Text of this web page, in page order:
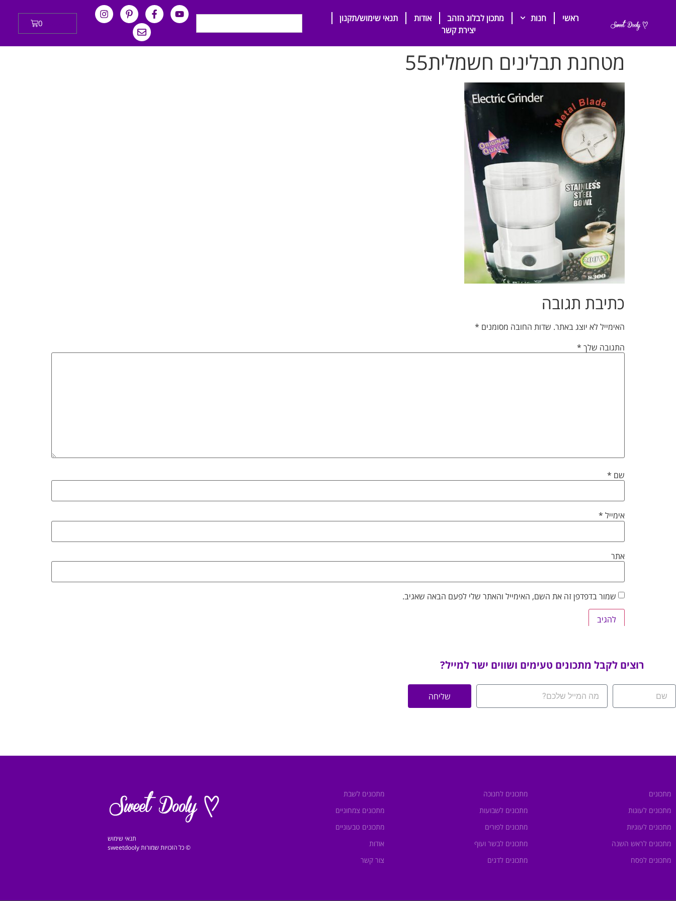
ראשי חנות מתכון לבלוג הזהב אודות
תנאי שימוש/תקנון
יצירת קשר
0
מטחנת תבלינים חשמלית55
כתיבת תגובה
האימייל לא יוצג באתר. שדות החובה מסומנים *
התגובה שלך *
שם *
אימייל *
אתר
שמור בדפדפן זה את השם, האימייל והאתר שלי לפעם הבאה שאגיב.
רוצים לקבל מתכונים טעימים ושווים ישר למייל?
שליחה
מתכונים
מתכונים לעוגות
מתכונים לעוגיות
מתכונים לראש השנה
מתכונים לפסח
מתכונים לחנוכה
מתכונים לשבועות
מתכונים לפורים
מתכונים לבשר ועוף
מתכונים לדגים
מתכונים לשבת
מתכונים צמחוניים
מתכונים טבעוניים
אודות
צור קשר
תנאי שימוש
© כל הזכויות שמורות sweetdooly